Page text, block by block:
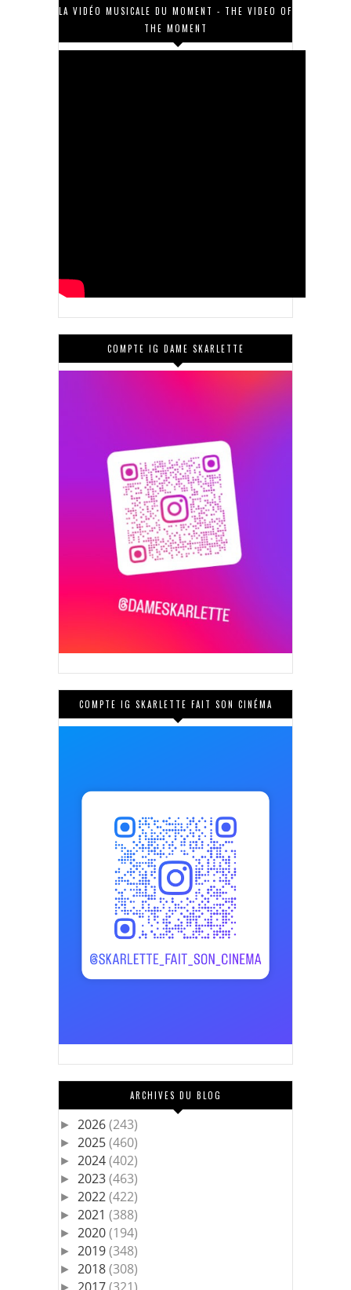
LA VIDÉO MUSICALE DU MOMENT - THE VIDEO OF
THE MOMENT
COMPTE IG DAME SKARLETTE
COMPTE IG SKARLETTE FAIT SON CINÉMA
ARCHIVES DU BLOG
► 2026(243)
► 2025(460)
► 2024(402)
► 2023(463)
► 2022(422)
► 2021 (388)
► 2020(194)
► 2019(348)
► 2018(308)
►